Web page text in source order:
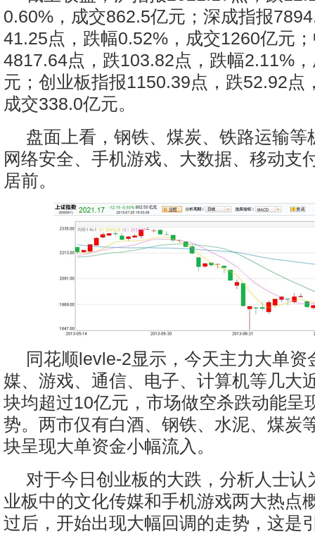
0.60%，成交862.5亿元；深成指报
41.25点，跌幅0.52%，成交1260亿元
4817.64点，跌103.82点，跌幅2.11%
元；创业板指报1150.39点，跌52.92点
成交338.0亿元。
盘面上看，钢铁、煤炭、铁路运输等
网络安全、手机游戏、大数据、移动支
居前。
同花顺levle-2显示，今天主力大单资
媒、游戏、通信、电子、计算机等几大
块均超过10亿元，市场做空杀跌动能呈
势。两市仅有白酒、钢铁、水泥、煤炭
块呈现大单资金小幅流入。
对于今日创业板的大跌，分析人士认
业板中的文化传媒和手机游戏两大热点
过后，开始出现大幅回调的走势，这是